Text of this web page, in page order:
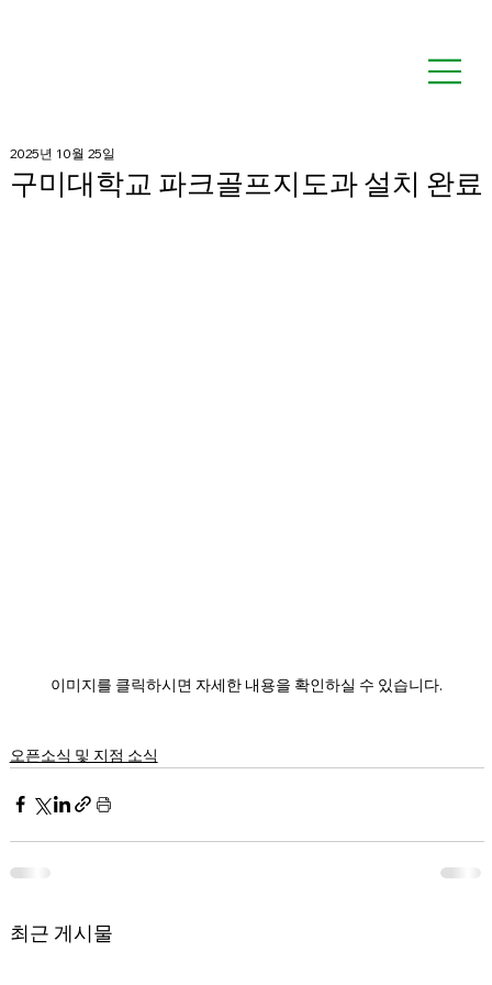
구미대학교 파크골프지도과 설치 완료
2025년 10월 25일
이미지를 클릭하시면 자세한 내용을 확인하실 수 있습니다.
오픈소식 및 지점 소식
최근 게시물